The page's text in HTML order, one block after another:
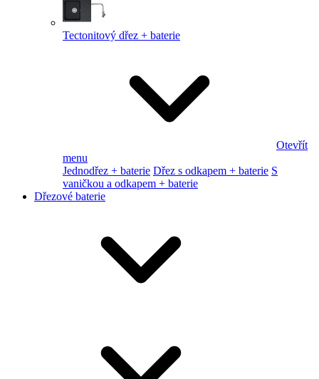
Tectonitový dřez + baterie
Otevřít
menu
Jednodřez + baterie Dřez s odkapem + baterie S
vaničkou a odkapem + baterie
Dřezové baterie